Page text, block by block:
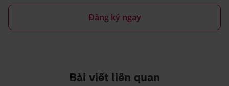
Đăng ký ngay
Bài viết liên quan